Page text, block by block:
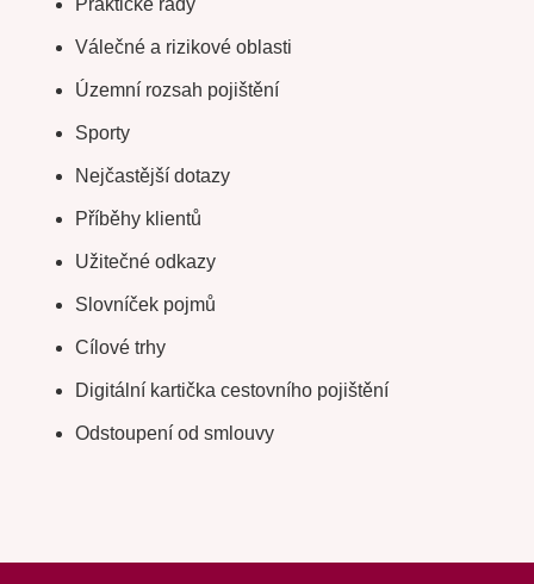
Válečné a rizikové oblasti
Územní rozsah pojištění
Sporty
Nejčastější dotazy
Příběhy klientů
Užitečné odkazy
Slovníček pojmů
Cílové trhy
Digitální kartička cestovního pojištění
Odstoupení od smlouvy